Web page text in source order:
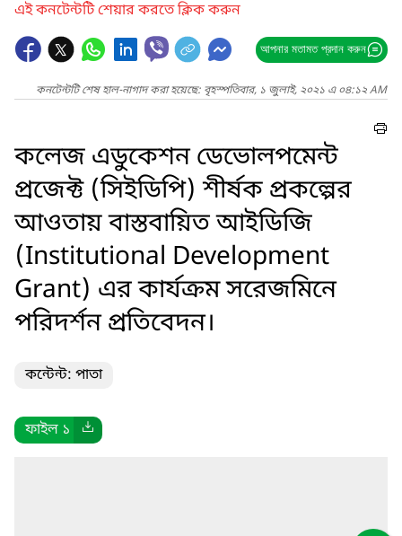
এই কনটেন্টটি শেয়ার করতে ক্লিক করুন
আপনার মতামত প্রদান করুন
কনটেন্টটি শেষ হাল-নাগাদ করা হয়েছে: বৃহস্পতিবার, ১ জুলাই, ২০২১ এ ০৪:১২ AM
কলেজ এডুকেশন ডেভোলপমেন্ট
প্রজেক্ট (সিইডিপি) শীর্ষক প্রকল্পের
আওতায় বাস্তবায়িত আইডিজি
(Institutional Development
Grant) এর কার্যক্রম সরেজমিনে
পরিদর্শন প্রতিবেদন।
কন্টেন্ট: পাতা
ফাইল ১